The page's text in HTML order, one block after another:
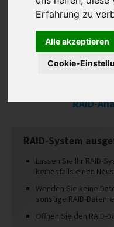
Erfahrung zu
Alle akzeptieren
Cookie-
IMPRESSUM
DATENSCHUTZ
HAFTUNGSAUSSCHLUSS
WIDERRUFSFORMULAR
10
Das
RAID-
RAID-System
Lassen Sie Ihr RAID-
keinesfalls einen
Wenden Sie keine
sonstige RAID-
Öffnen Sie den RAID-